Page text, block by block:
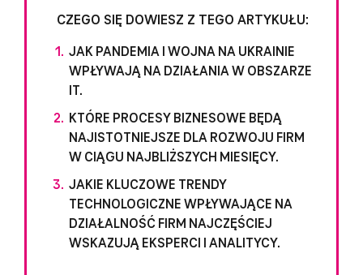
CZEGO SIĘ DOWIESZ Z TEGO ARTYKUŁU:
JAK PANDEMIA I WOJNA NA UKRAINIE
WPŁYWAJĄ NA DZIAŁANIA W OBSZARZE
IT.
KTÓRE PROCESY BIZNESOWE BĘDĄ
NAJISTOTNIEJSZE DLA ROZWOJU FIRM
W CIĄGU NAJBLIŻSZYCH MIESIĘCY.
JAKIE KLUCZOWE TRENDY
TECHNOLOGICZNE WPŁYWAJĄCE NA
DZIAŁALNOŚĆ FIRM NAJCZĘŚCIEJ
WSKAZUJĄ EKSPERCI I ANALITYCY.